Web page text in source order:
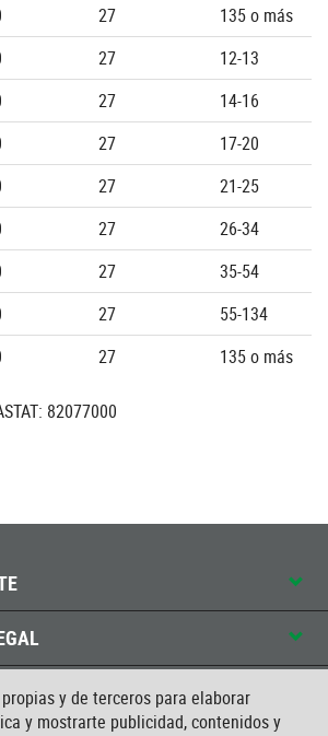
y de terceros para elaborar
y mostrarte publicidad, contenidos y
27
135 o más
27
12-13
27
14-16
27
17-20
27
21-25
27
26-34
27
35-54
27
55-134
27 135 o más
82077000